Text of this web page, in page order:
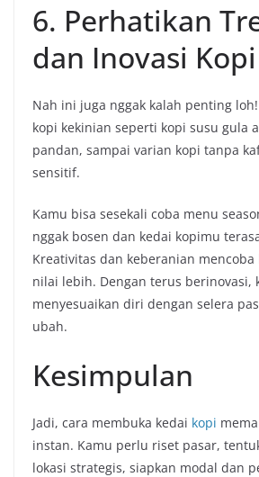
6. Perhatikan
dan Inovasi Kopi
Nah ini juga nggak kalah penting
kopi kekinian seperti kopi susu gula
pandan, sampai varian kopi tanpa
sensitif.
Kamu bisa sesekali coba menu
nggak bosen dan kedai kopimu
Kreativitas dan keberanian
nilai lebih. Dengan terus berinovasi,
menyesuaikan diri dengan selera
ubah.
Kesimpulan
Jadi, cara membuka kedai kopi
instan. Kamu perlu riset pasar,
lokasi strategis, siapkan modal dan